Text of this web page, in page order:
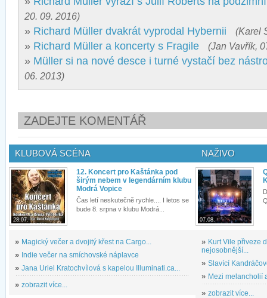
20. 09. 2016)
» Richard Müller dvakrát vyprodal Hybernii (Karel
» Richard Müller a koncerty s Fragile (Jan Vavřík,
» Müller si na nové desce i turné vystačí bez
06. 2013)
ZADEJTE KOMENTÁŘ
KLUBOVÁ SCÉNA
28.07.
12. Koncert pro Kaštánka pod
širým nebem v legendárním klubu
Modrá Vopice
Čas letí neskutečně rychle.... I letos se
bude 8. srpna v klubu Modrá...
» Magický večer a dvojitý křest na Cargo...
» Indie večer na smíchovské náplavce
» Jana Uriel Kratochvílová s kapelou Illuminati.ca...
» zobrazit více...
NAŽIVO
07.08.
» Kurt Vile přiveze
nejosobnější...
» Slavící
» Mezi melancholií
» zobrazit více...